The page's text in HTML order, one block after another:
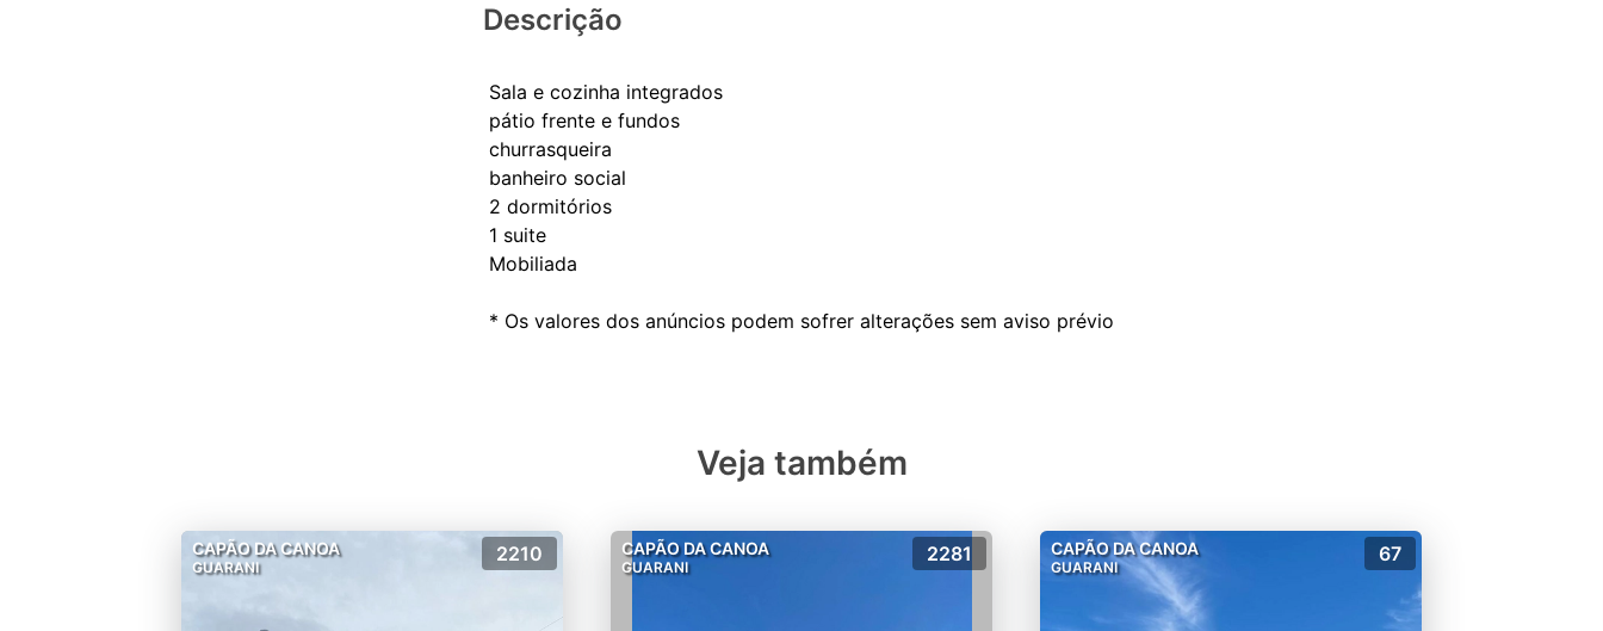
Descrição
Sala e cozinha integrados
pátio frente e fundos
churrasqueira
banheiro social
2 dormitórios
1 suite
Mobiliada
Veja também
CAPÃO DA CANOA
GUARANI
2210 CAPÃO DA CANOA
GUARANI
2281 CAPÃO DA CANOA
GUARANI
67